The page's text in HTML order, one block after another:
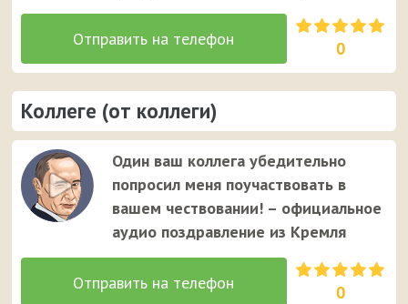
0
Коллеге (от коллеги)
Один ваш коллега убедительно
попросил меня поучаствовать в
вашем чествовании! – официальное
аудио поздравление из Кремля
0